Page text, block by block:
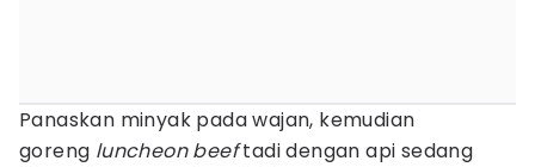
Panaskan minyak pada wajan, kemudian
goreng luncheon beeftadi dengan api sedang